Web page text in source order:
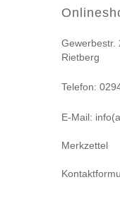
Gewerbestr.
Rietberg
Telefon:
E-Mail:
Merkzettel